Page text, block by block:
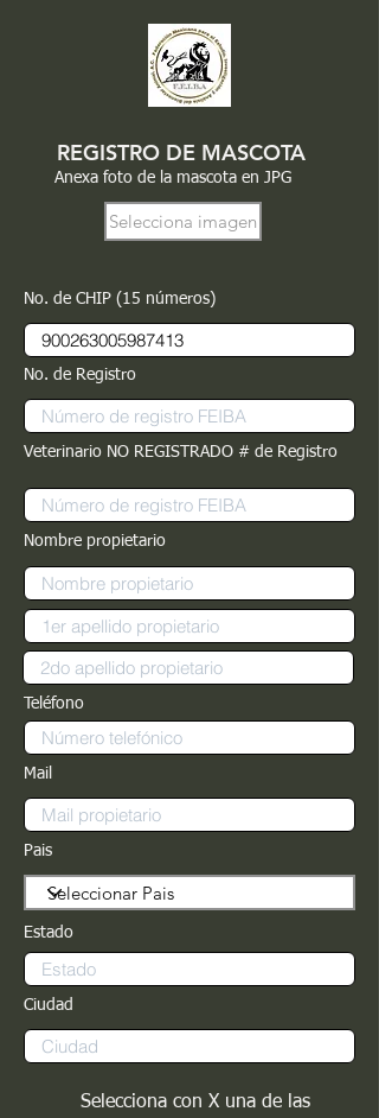
REGISTRO DE MASCOTA
Anexa foto de la mascota en JPG
Selecciona imagen
No. de CHIP (15 números)
No. de Registro
Veterinario NO REGISTRADO # de Registro
Nombre propietario
Teléfono
Mail
Pais
Estado
Ciudad
Selecciona con X una de las